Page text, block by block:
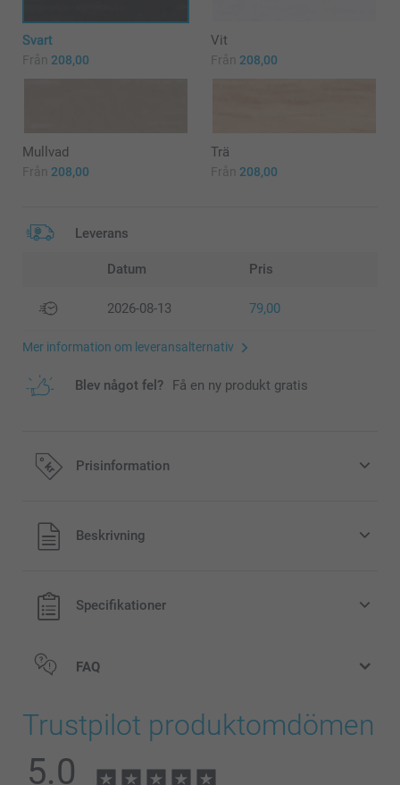
Svart
Från 208,00
Vit
Från 208,00
Mullvad
Från 208,00
Trä
Från 208,00
Leverans
Datum Pris
2026-08-13 79,00
Mer information om leveransalternativ
Blev något fel? Få en ny produkt gratis
Prisinformation
Alla priser är i svenska kronor (SEK), inklusive moms och
exklusive porto.
Beskrivning
Specifikationer
FAQ
Trustpilot produktomdömen
5.0